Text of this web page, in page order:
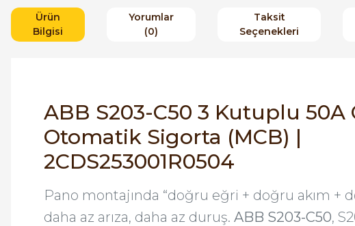
Ürün
Bilgisi
Yorumlar
(0)
Taksit
Seçenekleri
ABB S203-C50 3 Kutuplu 50A
Otomatik Sigorta (MCB) |
2CDS253001R0504
Pano montajında “doğru eğri + doğru akım +
daha az arıza, daha az duruş. ABB S203-C50,